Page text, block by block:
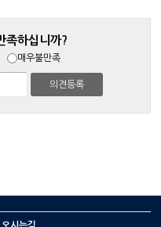
족하십니까?
매우불만족